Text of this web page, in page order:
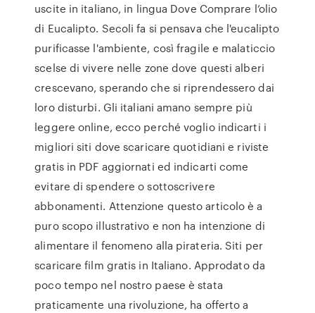
uscite in italiano, in lingua Dove Comprare l’olio
di Eucalipto. Secoli fa si pensava che l'eucalipto
purificasse l'ambiente, così fragile e malaticcio
scelse di vivere nelle zone dove questi alberi
crescevano, sperando che si riprendessero dai
loro disturbi. Gli italiani amano sempre più
leggere online, ecco perché voglio indicarti i
migliori siti dove scaricare quotidiani e riviste
gratis in PDF aggiornati ed indicarti come
evitare di spendere o sottoscrivere
abbonamenti. Attenzione questo articolo è a
puro scopo illustrativo e non ha intenzione di
alimentare il fenomeno alla pirateria. Siti per
scaricare film gratis in Italiano. Approdato da
poco tempo nel nostro paese è stata
praticamente una rivoluzione, ha offerto a